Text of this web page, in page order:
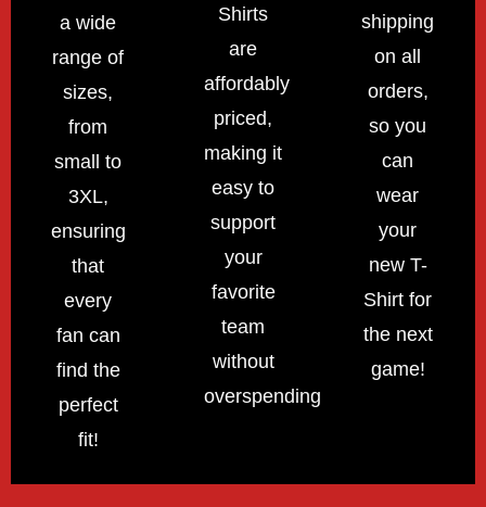
a wide
range of
sizes,
from
small to
3XL,
ensuring
that
every
fan can
find the
perfect
fit!
Shirts
are
affordably
priced,
making it
easy to
support
your
favorite
team
without
overspending!
shipping
on all
orders,
so you
can
wear
your
new T-
Shirt for
the next
game!